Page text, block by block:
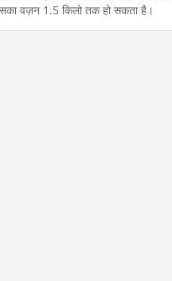
वज़न 1.5 किलो तक हो सकता है।